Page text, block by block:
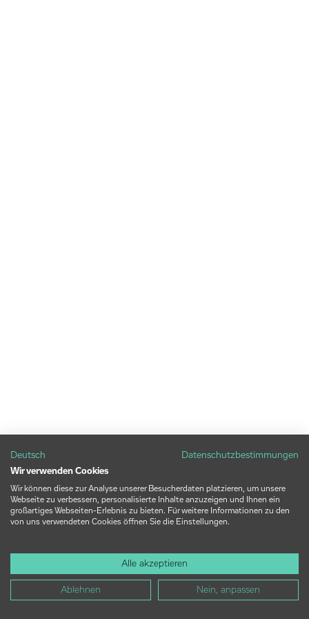
Deutsch
Datenschutzbestimmungen
Wir verwenden Cookies
Wir können diese zur Analyse unserer Besucherdaten platzieren, um unsere
Webseite zu verbessern, personalisierte Inhalte anzuzeigen und Ihnen ein
großartiges Webseiten-Erlebnis zu bieten. Für weitere Informationen zu den
von uns verwendeten Cookies öffnen Sie die Einstellungen.
Alle akzeptieren
Ablehnen Nein, anpassen